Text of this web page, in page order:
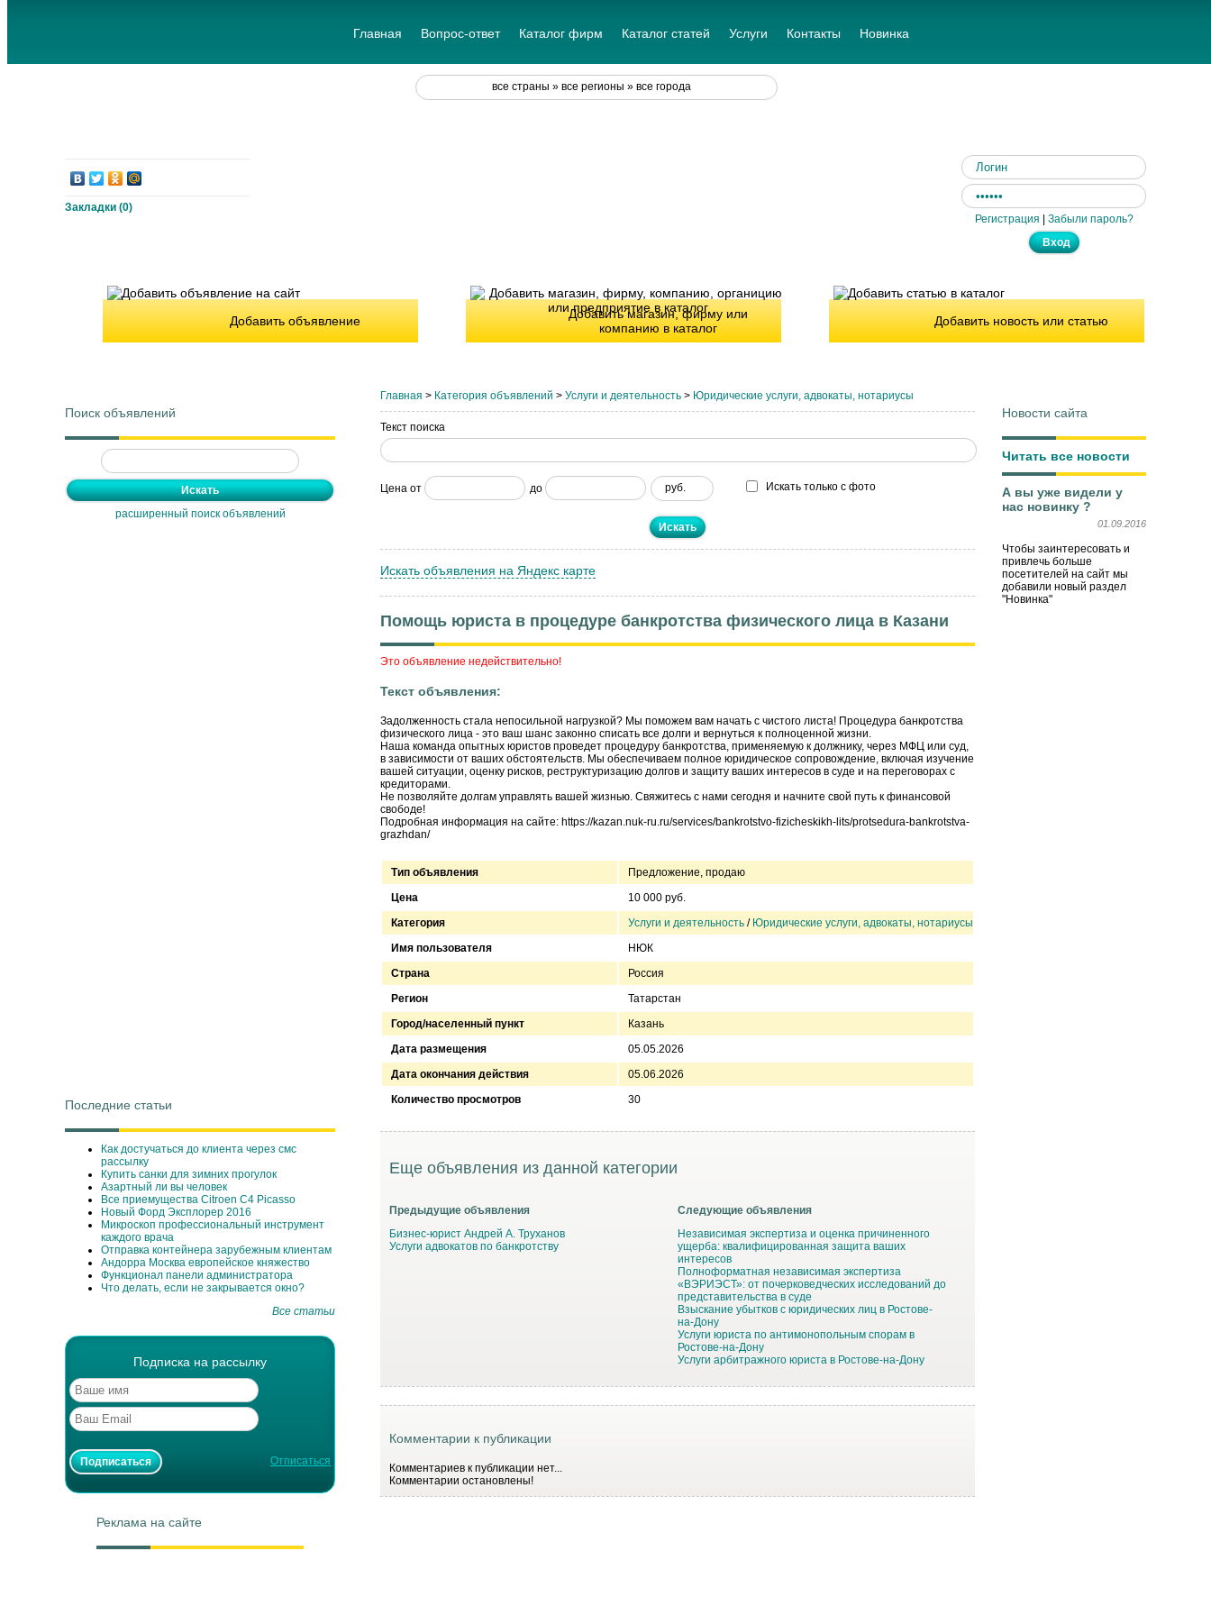
Главная Вопрос-ответ Каталог фирм Каталог статей Услуги Контакты Новинка
Закладки (0)
все страны » все регионы » все города
Регистрация | Забыли пароль?
Добавить объявление
Добавить магазин, фирму или
компанию в каталог
Добавить новость или статью
Поиск объявлений
расширенный поиск объявлений
Последние статьи
Как достучаться до клиента через смс
рассылку
Купить санки для зимних прогулок
Азартный ли вы человек
Все приемущества Сitroen C4 Picasso
Новый Форд Эксплорер 2016
Микроскоп профессиональный инструмент
каждого врача
Отправка контейнера зарубежным клиентам
Андорра Москва европейское княжество
Функционал панели администратора
Что делать, если не закрывается окно?
Все статьи
Подписка на рассылку
Отписаться
Реклама на сайте
Главная > Категория объявлений > Услуги и деятельность > Юридические услуги, адвокаты, нотариусы
Текст поиска
Цена от до руб. Искать только с фото
Искать объявления на Яндекс карте
Помощь юриста в процедуре банкротства физического лица в Казани
Это объявление недействительно!
Текст объявления:
Задолженность стала непосильной нагрузкой? Мы поможем вам начать с чистого листа! Процедура банкротства
физического лица - это ваш шанс законно списать все долги и вернуться к полноценной жизни.
Наша команда опытных юристов проведет процедуру банкротства, применяемую к должнику, через МФЦ или суд,
в зависимости от ваших обстоятельств. Мы обеспечиваем полное юридическое сопровождение, включая изучение
вашей ситуации, оценку рисков, реструктуризацию долгов и защиту ваших интересов в суде и на переговорах с
кредиторами.
Не позволяйте долгам управлять вашей жизнью. Свяжитесь с нами сегодня и начните свой путь к финансовой
свободе!
Подробная информация на сайте: https://kazan.nuk-ru.ru/services/bankrotstvo-fizicheskikh-lits/protsedura-bankrotstva-
grazhdan/
Тип объявления
Предложение, продаю
Цена
10 000 руб.
Категория
Услуги и деятельность / Юридические услуги, адвокаты, нотариусы
Имя пользователя
НЮК
Страна
Россия
Регион
Татарстан
Город/населенный пункт
Казань
Дата размещения
05.05.2026
Дата окончания действия
05.06.2026
Количество просмотров
30
Еще объявления из данной категории
Предыдущие объявления
Бизнес-юрист Андрей А. Труханов
Услуги адвокатов по банкротству
Следующие объявления
Независимая экспертиза и оценка причиненного
ущерба: квалифицированная защита ваших
интересов
Полноформатная независимая экспертиза
«ВЭРИЭСТ»: от почерковедческих исследований до
представительства в суде
Взыскание убытков с юридических лиц в Ростове-
на-Дону
Услуги юриста по антимонопольным спорам в
Ростове-на-Дону
Услуги арбитражного юриста в Ростове-на-Дону
Комментарии к публикации
Комментариев к публикации нет...
Комментарии остановлены!
Новости сайта
Читать все новости
А вы уже видели у
нас новинку ?
01.09.2016
Чтобы заинтересовать и
привлечь больше
посетителей на сайт мы
добавили новый раздел
"Новинка"